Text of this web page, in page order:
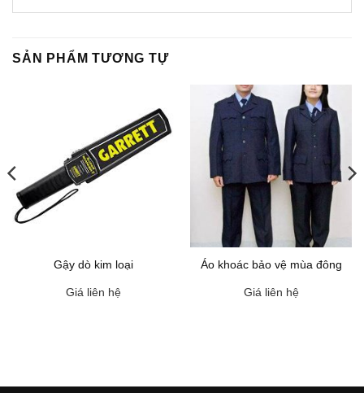
SẢN PHẨM TƯƠNG TỰ
Gậy dò kim loại
Giá liên hệ
Áo khoác bảo vệ mùa đông
Giá liên hệ